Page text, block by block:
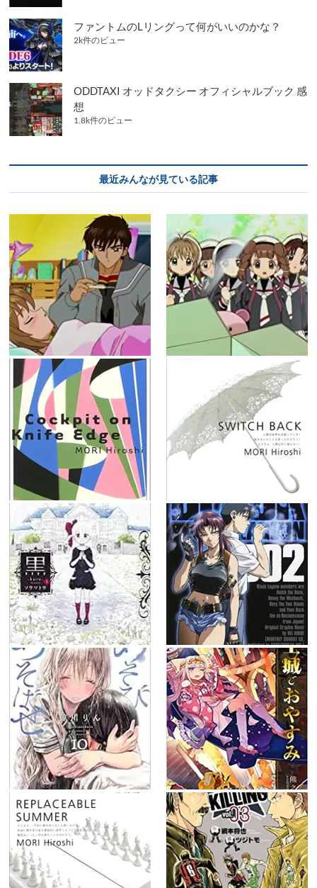
ファントムのLリングって何がいいのかな？
2k件のビュー
ODDTAXI オッドタクシー オフィシャルブック 感
想
1.8k件のビュー
最近みんなが見ている記事